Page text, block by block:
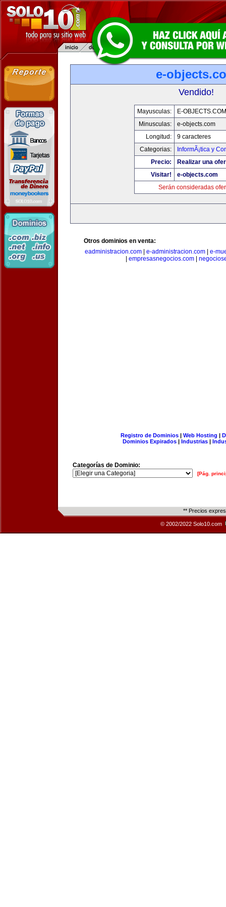
e-
Vendido!
Mayusculas:
E-OBJECTS.COM
Minusculas:
e-objects.com
Longitud:
9 caracteres
Categorias:
InformÃ¡tica y
Precio:
Realizar una
Visitar!
e-objects.com
Serán consideradas
Otros dominios en venta:
eadministracion.com| e-administracion.com| e-
empresasnegocios.com|
Registro de Dominios| Web Hosting |
Dominios Expirados | Industrias |
Categorías de Dominio:
[Pág.
** Precios
© 2002/2022 Solo10.com